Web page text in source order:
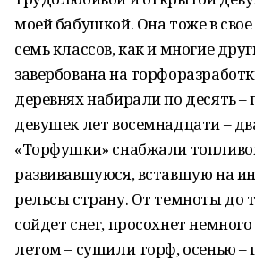
моей бабушкой. Она тоже в
семь классов, как и многие
завербована на
деревнях набирали по десять –
девушек лет восемнадцати –
«Торфушки» снабжали
развивавшуюся, вставшую на
рельсы страну. От темноты до
сойдет снег, просохнет
летом – сушили торф, осенью –